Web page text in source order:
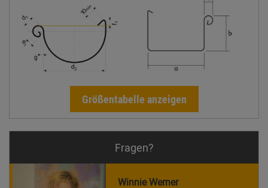
Größentabelle anzeigen
Fragen?
Winnie Werner